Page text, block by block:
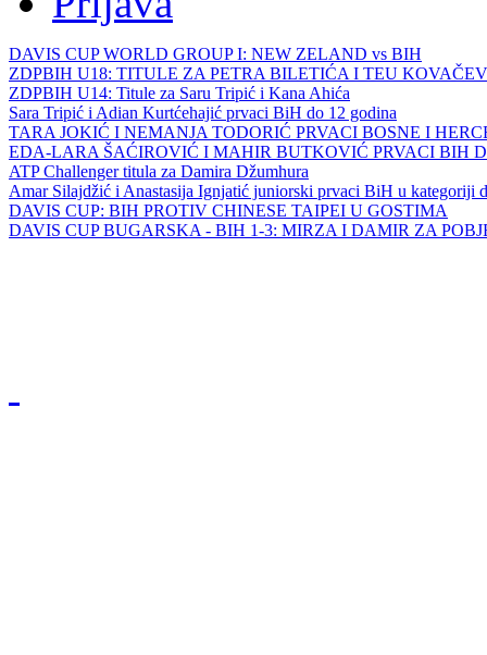
DAVIS CUP WORLD GROUP I: NEW ZELAND vs BIH
ZDPBIH U18: TITULE ZA PETRA BILETIĆA I TEU
ZDPBIH U14: Titule za Saru Tripić i Kana Ahića
Sara Tripić i Adian Kurtćehajić prvaci BiH do 12 godina
TARA JOKIĆ I NEMANJA TODORIĆ PRVACI BOSNE I
EDA-LARA ŠAĆIROVIĆ I MAHIR BUTKOVIĆ PRVACI BIH
ATP Challenger titula za Damira Džumhura
Amar Silajdžić i Anastasija Ignjatić juniorski prvaci BiH u kategoriji
DAVIS CUP: BIH PROTIV CHINESE TAIPEI U GOSTIMA
DAVIS CUP BUGARSKA - BIH 1-3: MIRZA I DAMIR ZA